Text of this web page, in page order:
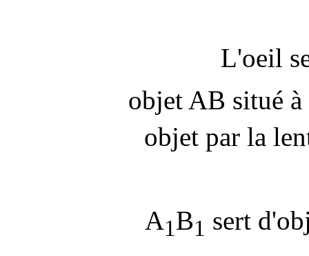
L'oeil
objet AB situé
objet par la
A1B1 sert